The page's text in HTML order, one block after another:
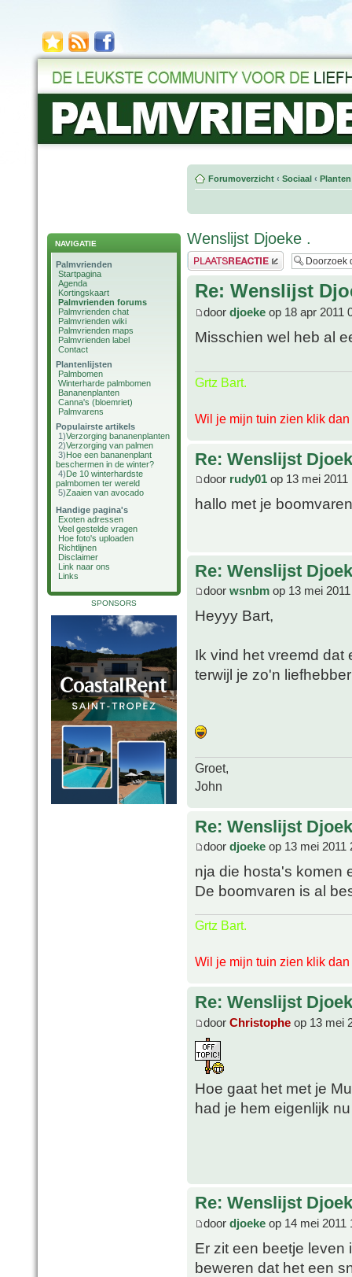
NAVIGATIE
Palmvrienden
Startpagina
Agenda
Kortingskaart
Palmvrienden forums
Palmvrienden chat
Palmvrienden wiki
Palmvrienden maps
Palmvrienden label
Contact
Plantenlijsten
Palmbomen
Winterharde palmbomen
Bananenplanten
Canna's (bloemriet)
Palmvarens
Populairste artikels
1)Verzorging bananenplanten
2)Verzorging van palmen
3)Hoe een bananenplant
beschermen in de winter?
4)De 10 winterhardste
palmbomen ter wereld
5)Zaaien van avocado
Handige pagina's
Exoten adressen
Veel gestelde vragen
Hoe foto's uploaden
Richtlijnen
Disclaimer
Link naar ons
Links
SPONSORS
Forumoverzicht ‹ Sociaal ‹
Wenslijst Djoeke .
Plaats een reactie
Re: Wenslijst
door djoeke op 18 apr 2011
Misschien wel heb al
Grtz Bart.
Wil je mijn tuin zien klik dan
Re: Wenslijst
door rudy01 op 13 mei 2011
hallo met je
Re: Wenslijst
door wsnbm op 13 mei
Heyyy Bart,
Ik vind het vreemd dat
terwijl je zo'n
Groet,
John
Re: Wenslijst
door djoeke op 13 mei 2011
nja die hosta's komen
De boomvaren is al
Grtz Bart.
Wil je mijn tuin zien klik dan
Re: Wenslijst
door Christophe op 13 mei
Hoe gaat het met je
had je hem eigenlijk
Re: Wenslijst
door djoeke op 14 mei 2011
Er zit een beetje leven
beweren dat het een